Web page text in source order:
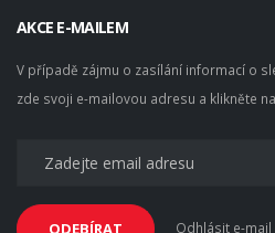
AKCE E-MAILEM
V případě zájmu o zasílání informací o
zde svoji e-mailovou adresu a klikněte
ODEBÍRAT Odhlásit e-mail